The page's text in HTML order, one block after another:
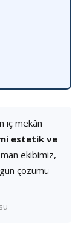
iç mekân
estetik ve
ekibimiz,
çözümü